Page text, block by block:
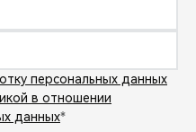
персональных данных
в отношении
данных*